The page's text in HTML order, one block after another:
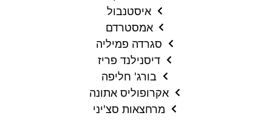
איסטנבול
אמסטרדם
סגרדה פמיליה
דיסנילנד פריז
בורג' חליפה
אקרופוליס אתונה
מרחצאות סצ'יני